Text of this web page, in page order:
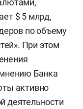
$ 5 млрд,
по объему
При этом
Банка
активно
деятельности